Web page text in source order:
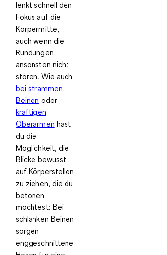
lenkt schnell den
Fokus auf die
Körpermitte,
auch wenn die
Rundungen
ansonsten nicht
stören. Wie auch
bei strammen
Beinen oder
kräftigen
Oberarmen hast
du die
Möglichkeit, die
Blicke bewusst
auf Körperstellen
zu ziehen, die du
betonen
möchtest: Bei
schlanken Beinen
sorgen
enggeschnittene